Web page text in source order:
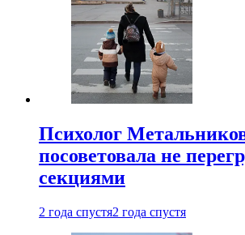
Психолог
посоветовала не
секциями
2 года спустя2 года спустя